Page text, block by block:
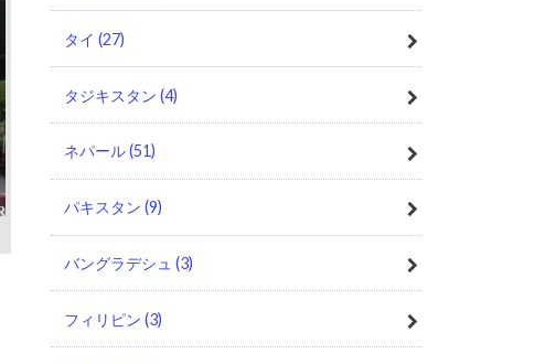
タイ (27)
タジキスタン (4)
ネパール(51)
パキスタン (9)
バングラデシュ (3)
フィリピン (3)